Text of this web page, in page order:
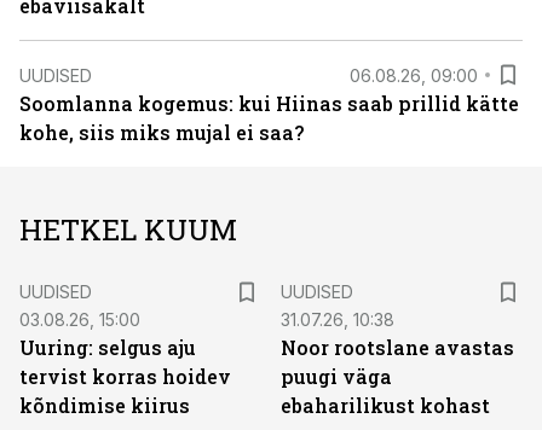
ebaviisakalt
UUDISED 06.08.26, 09:00
Soomlanna kogemus: kui Hiinas saab prillid kätte
kohe, siis miks mujal ei saa?
HETKEL KUUM
UUDISED
03.08.26, 15:00
Uuring: selgus aju
tervist korras hoidev
kõndimise kiirus
UUDISED
31.07.26, 10:38
Noor rootslane avastas
puugi väga
ebaharilikust kohast